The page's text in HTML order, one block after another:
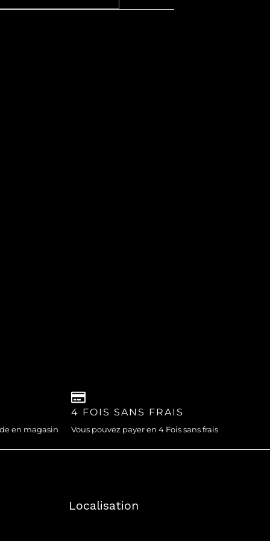
en magasin
4 FOIS SANS FRAIS
Vous pouvez payer en 4 Fois sans frais
Localisation